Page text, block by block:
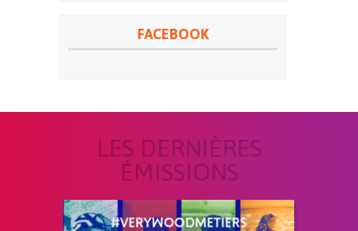
FACEBOOK
LES DERNIÈRES
ÉMISSIONS